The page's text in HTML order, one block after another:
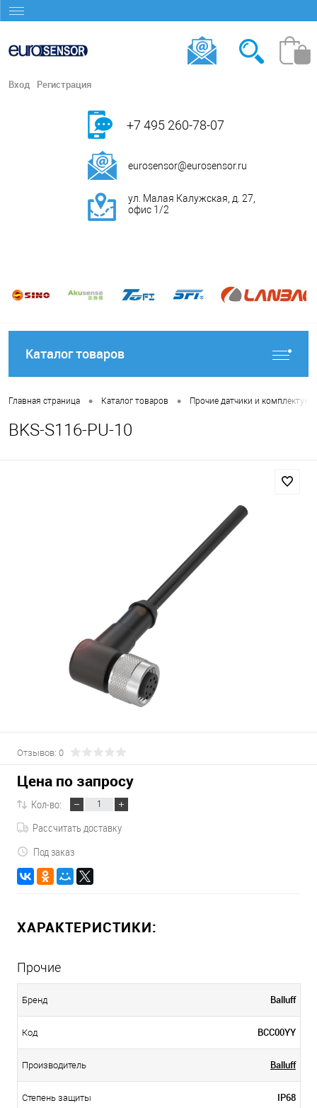
Вход Регистрация
+7 495 260-78-07
eurosensor@eurosensor.ru
ул. Малая Калужская, д. 27,
офис 1/2
Каталог товаров
Главная страница • Каталог товаров • Прочие датчики и
BKS-S116-PU-10
Отзывов: 0
Цена по запросу
Кол-во:
Рассчитать доставку
Под заказ
ХАРАКТЕРИСТИКИ:
Прочие
Бренд Balluff
Код BCC00YY
Производитель Balluff
Степень защиты IP68